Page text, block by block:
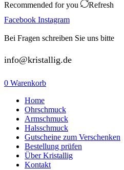
Recommended for you
Refresh
Facebook Instagram
Bei Fragen schreiben Sie uns bitte
info@kristallig.de
0 Warenkorb
Home
Ohrschmuck
Armschmuck
Halsschmuck
Gutscheine zum Verschenken
Bestellung prüfen
Über Kristallig
Kontakt